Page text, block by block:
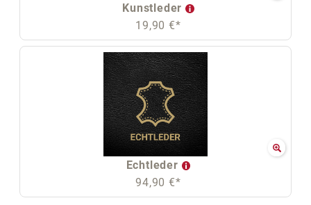
Kunstleder
19,90 €*
Echtleder
94,90 €*